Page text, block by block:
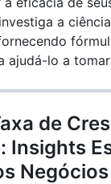
a
ajudá-lo a
de
Insights
Negócios